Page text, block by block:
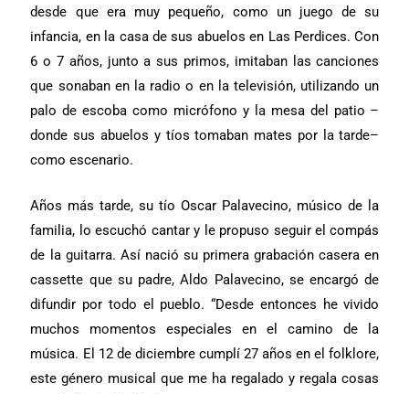
desde que era muy pequeño, como un juego de su
infancia, en la casa de sus abuelos en Las Perdices. Con
6 o 7 años, junto a sus primos, imitaban las canciones
que sonaban en la radio o en la televisión, utilizando un
palo de escoba como micrófono y la mesa del patio –
donde sus abuelos y tíos tomaban mates por la tarde–
como escenario.
Años más tarde, su tío Oscar Palavecino, músico de la
familia, lo escuchó cantar y le propuso seguir el compás
de la guitarra. Así nació su primera grabación casera en
cassette que su padre, Aldo Palavecino, se encargó de
difundir por todo el pueblo. “Desde entonces he vivido
muchos momentos especiales en el camino de la
música. El 12 de diciembre cumplí 27 años en el folklore,
este género musical que me ha regalado y regala cosas